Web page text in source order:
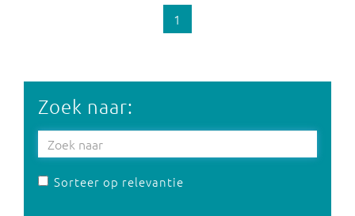
1
Zoek naar:
Sorteer op relevantie